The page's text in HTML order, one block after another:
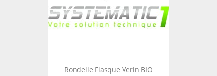
Rondelle Flasque Verin BIO